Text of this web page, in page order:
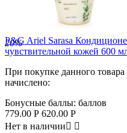
20%
P&G Ariel Sarasa
чувствительной кожей 600
При покупке данного
начислено:
Бонусные баллы: баллов
779.00 Р 620.00 Р
Нет в наличии 